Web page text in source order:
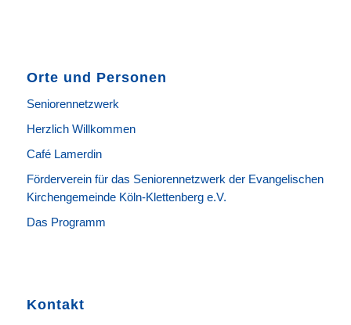
Orte und Personen
Seniorennetzwerk
Herzlich Willkommen
Café Lamerdin
Förderverein für das Seniorennetzwerk der Evangelischen
Kirchengemeinde Köln-Klettenberg e.V.
Das Programm
Kontakt